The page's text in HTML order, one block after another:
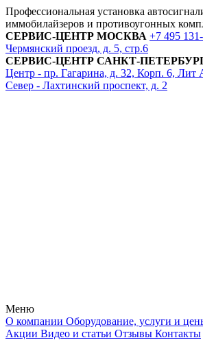
Профессиональная установка
иммобилайзеров и противоугонных
СЕРВИС-ЦЕНТР МОСКВА +7 495
Чермянский проезд, д. 5, стр.6
СЕРВИС-ЦЕНТР САНКТ-
Центр - пр. Гагарина, д. 32, Корп. 6, Лит
Север - Лахтинский проспект, д. 2
Меню
О компании Оборудование, услуги и
Акции Видео и статьи Отзывы Контакты